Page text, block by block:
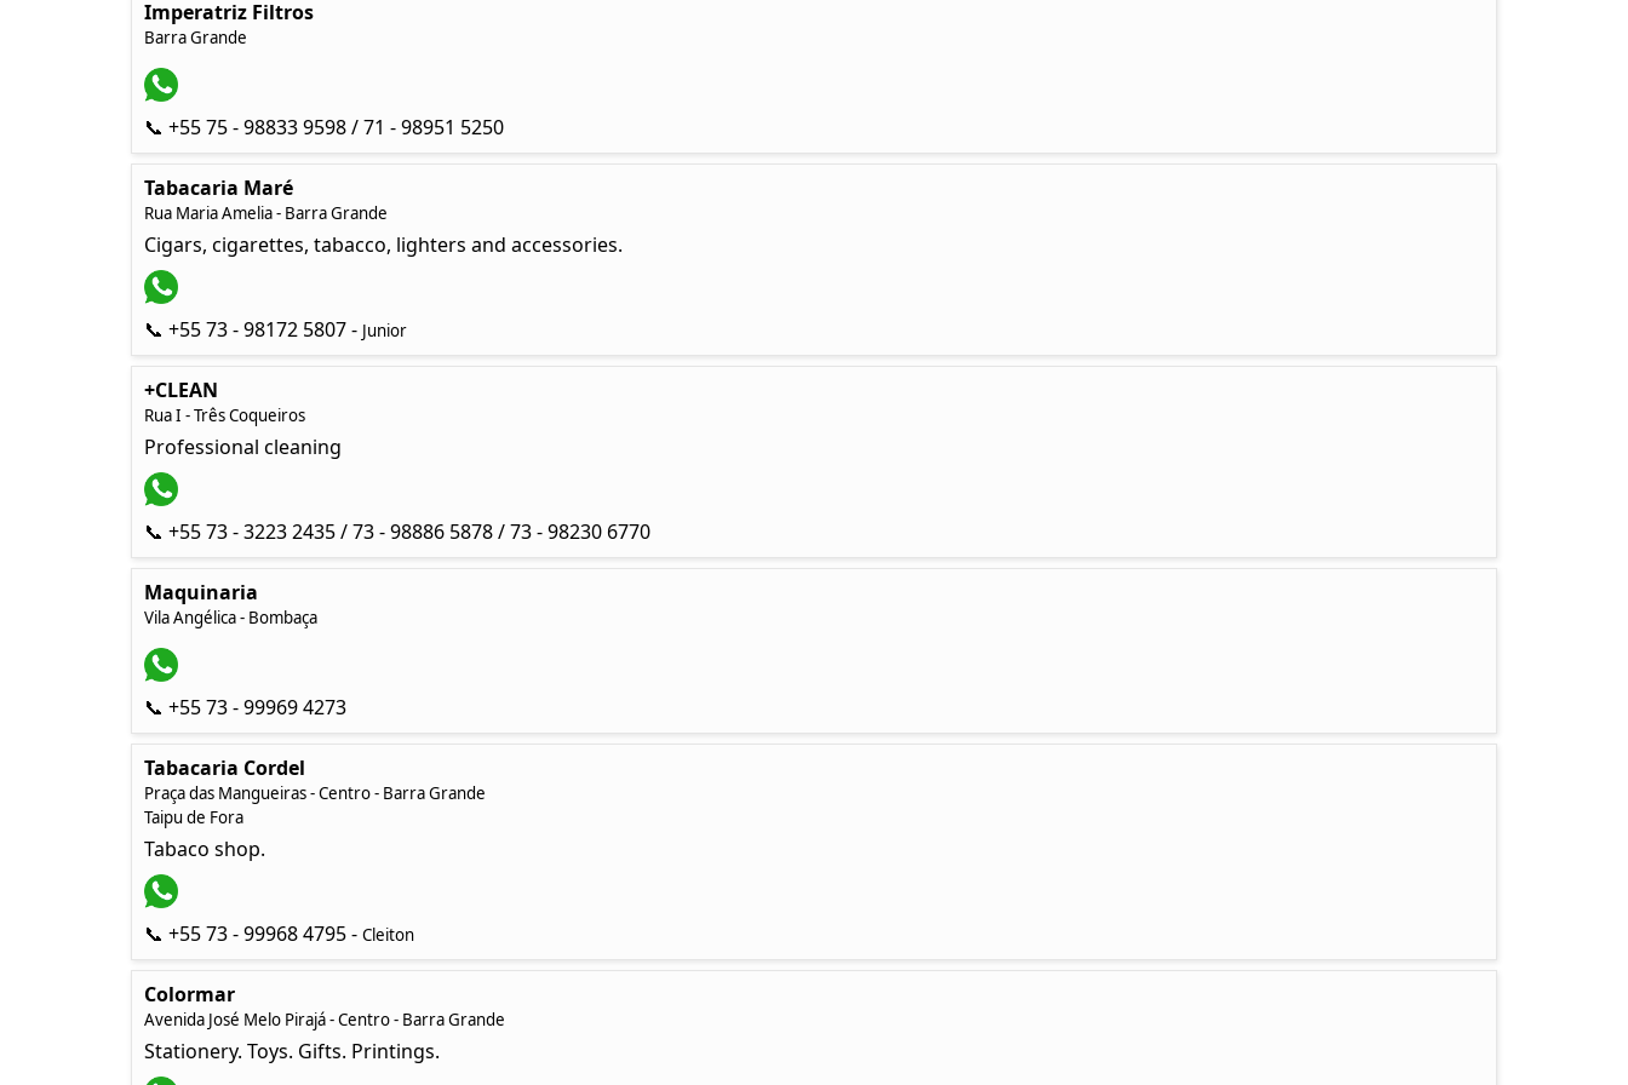
Imperatriz Filtros
Barra Grande
📞 +55 75 - 98833 9598 / 71 - 98951 5250
Tabacaria Maré
Rua Maria Amelia - Barra Grande
Cigars, cigarettes, tabacco, lighters and accessories.
📞 +55 73 - 98172 5807 - Junior
+CLEAN
Rua I - Três Coqueiros
Professional cleaning
📞 +55 73 - 3223 2435 / 73 - 98886 5878 / 73 - 98230 6770
Maquinaria
Vila Angélica - Bombaça
📞 +55 73 - 99969 4273
Tabacaria Cordel
Praça das Mangueiras - Centro - Barra Grande
Taipu de Fora
Tabaco shop.
📞 +55 73 - 99968 4795 - Cleiton
Colormar
Avenida José Melo Pirajá - Centro - Barra Grande
Stationery. Toys. Gifts. Printings.